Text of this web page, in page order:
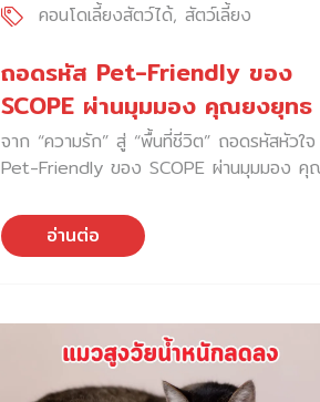
คอนโดเลี้ยงสัตว์ได้ สัตว์เลี้ยง
ถอดรหัส Pet-Friendly ของ
SCOPE ผ่านมุมมอง คุณยงยุทธ
ชัยพรหมประสิทธิ์
จาก “ความรัก” สู่ “พื้นที่ชีวิต” ถอดรหัสหัวใจ
Pet-Friendly ของ SCOPE ผ่านมุมมอง คุ
อ่านต่อ